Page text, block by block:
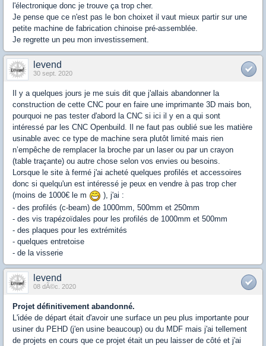
l'électronique donc je trouve ça trop cher.
Je pense que ce n'est pas le bon choixet il vaut mieux partir sur une
petite machine de fabrication chinoise pré-assemblée.
Je regrette un peu mon investissement.
levend
30 sept. 2020
Il y a quelques jours je me suis dit que j'allais abandonner la
construction de cette CNC pour en faire une imprimante 3D mais bon,
pourquoi ne pas tester d'abord la CNC si ici il y en a qui sont
intéressé par les CNC Openbuild. Il ne faut pas oublié sue les matière
usinable avec ce type de machine sera plutôt limité mais rien
n’empêche de remplacer la broche par un laser ou par un crayon
(table traçante) ou autre chose selon vos envies ou besoins.
Lorsque le site à fermé j'ai acheté quelques profilés et accessoires
donc si quelqu'un est intéressé je peux en vendre à pas trop cher
(moins de 1000€ le m
), j'ai :
- des profilés (c-beam) de 1000mm, 500mm et 250mm
- des vis trapézoïdales pour les profilés de 1000mm et 500mm
- des plaques pour les extrémités
- quelques entretoise
- de la visserie
levend
08 dÃ©c. 2020
Projet définitivement abandonné.
L'idée de départ était d'avoir une surface un peu plus importante pour
usiner du PEHD (j'en usine beaucoup) ou du MDF mais j'ai tellement
de projets en cours que ce projet était un peu laisser de côté et j'ai